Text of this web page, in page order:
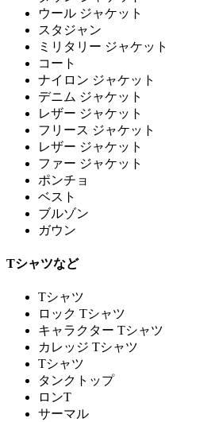
ウール ジャケット
スタジャン
ミリタリー ジャケット
コート
ナイロン ジャケット
デニム ジャケット
レザー ジャケット
フリース ジャケット
レザー ジャケット
ファー ジャケット
ポンチョ
ベスト
ブルゾン
ガウン
Tシャツなど
Tシャツ
ロック Tシャツ
キャラクター Tシャツ
カレッジ Tシャツ
Tシャツ
タンクトップ
ロンT
サーマル